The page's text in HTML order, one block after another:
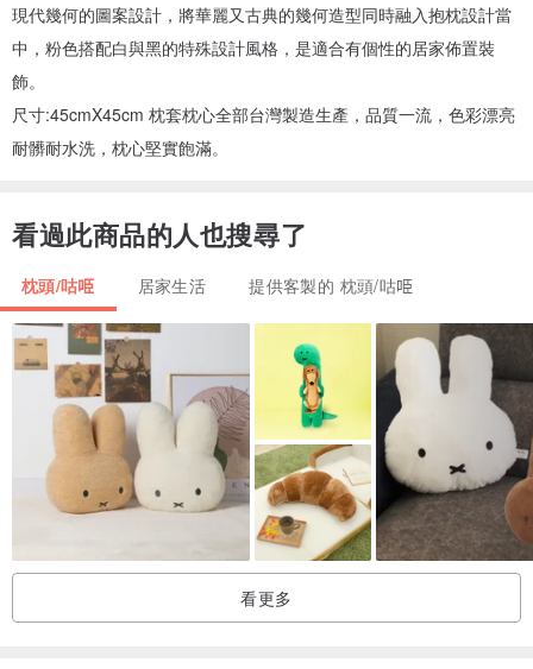
現代幾何的圖案設計，將華麗又古典的幾何造型同時融入抱枕設計當
中，粉色搭配白與黑的特殊設計風格，是適合有個性的居家佈置裝
飾。
尺寸:45cmX45cm 枕套枕心全部台灣製造生產，品質一流，色彩漂亮
耐髒耐水洗，枕心堅實飽滿。
看過此商品的人也搜尋了
枕頭/咕𠱸 居家生活 提供客製的 枕頭/咕𠱸
看更多